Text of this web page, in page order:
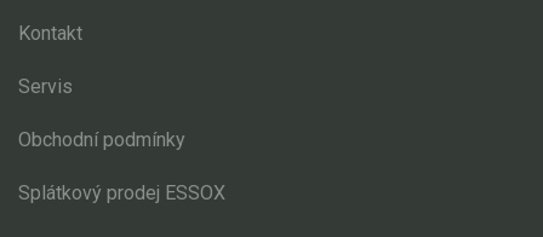
Kontakt
Servis
Obchodní podmínky
Splátkový prodej ESSOX